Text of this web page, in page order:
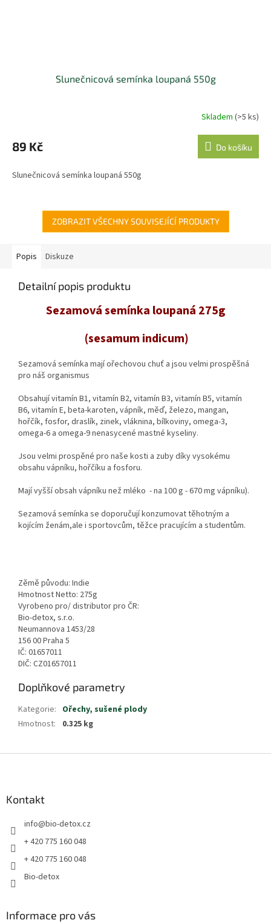
Slunečnicová semínka loupaná 550g
Skladem (>5 ks)
89 Kč Do košíku
Slunečnicová semínka loupaná 550g
ZOBRAZIT VŠECHNY SOUVISEJÍCÍ PRODUKTY
Popis Diskuze
Detailní popis produktu
Sezamová semínka loupaná 275g
(sesamum indicum)
Sezamová semínka mají ořechovou chuť a jsou velmi prospěšná
pro náš organismus
Obsahují vitamín B1, vitamín B2, vitamín B3, vitamín B5, vitamín
B6, vitamín E, beta-karoten, vápník, měď, železo, mangan,
hořčík, fosfor, draslík, zinek, vláknina, bílkoviny, omega-3,
omega-6 a omega-9 nenasycené mastné kyseliny.
Jsou velmi prospěné pro naše kosti a zuby díky vysokému
obsahu vápníku, hořčíku a fosforu.
Mají vyšší obsah vápníku než mléko - na 100 g - 670 mg vápníku).
Sezamová semínka se doporučují konzumovat těhotným a
kojícím ženám,ale i sportovcům, těžce pracujícím a studentům.
Zěmě původu: Indie
Hmotnost Netto: 275g
Vyrobeno pro/ distributor pro ČR:
Bio-detox, s.r.o.
Neumannova 1453/28
156 00 Praha 5
IČ: 01657011
DIČ: CZ01657011
Doplňkové parametry
Kategorie: Ořechy, sušené plody
Hmotnost: 0.325 kg
Kontakt
info@bio-detox.cz
+ 420 775 160 048
+ 420 775 160 048
Bio-detox
Informace pro vás